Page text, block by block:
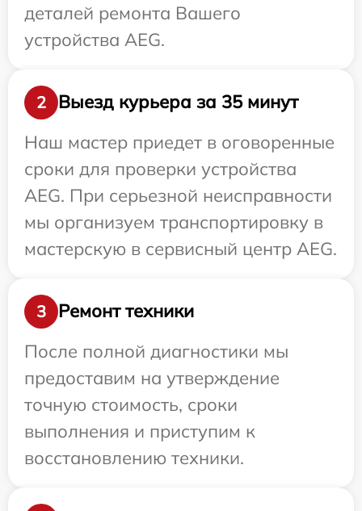
деталей ремонта Вашего
устройства AEG.
2
Выезд курьера за 35 минут
Наш мастер приедет в оговоренные
сроки для проверки устройства
AEG. При серьезной неисправности
мы организуем транспортировку в
мастерскую в сервисный центр AEG.
3
Ремонт техники
После полной диагностики мы
предоставим на утверждение
точную стоимость, сроки
выполнения и приступим к
восстановлению техники.